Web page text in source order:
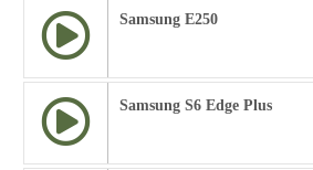
Samsung E250
Samsung S6 Edge Plus